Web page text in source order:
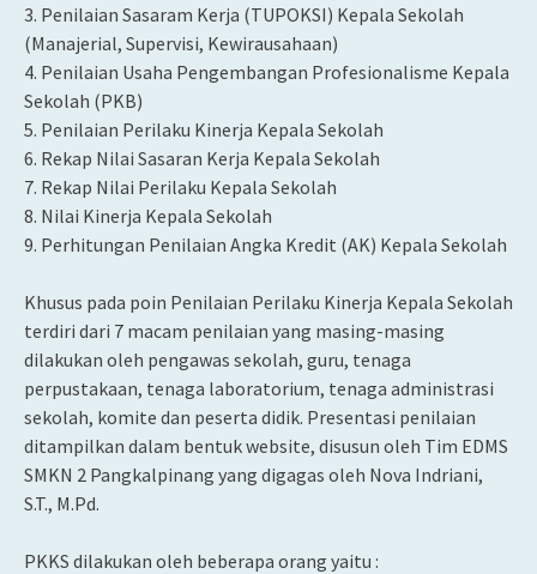
3. Penilaian Sasaram Kerja (TUPOKSI) Kepala Sekolah
(Manajerial, Supervisi, Kewirausahaan)
4. Penilaian Usaha Pengembangan Profesionalisme Kepala
Sekolah (PKB)
5. Penilaian Perilaku Kinerja Kepala Sekolah
6. Rekap Nilai Sasaran Kerja Kepala Sekolah
7. Rekap Nilai Perilaku Kepala Sekolah
8. Nilai Kinerja Kepala Sekolah
9. Perhitungan Penilaian Angka Kredit (AK) Kepala Sekolah
Khusus pada poin Penilaian Perilaku Kinerja Kepala Sekolah
terdiri dari 7 macam penilaian yang masing-masing
dilakukan oleh pengawas sekolah, guru, tenaga
perpustakaan, tenaga laboratorium, tenaga administrasi
sekolah, komite dan peserta didik. Presentasi penilaian
ditampilkan dalam bentuk website, disusun oleh Tim EDMS
SMKN 2 Pangkalpinang yang digagas oleh Nova Indriani,
S.T., M.Pd.
PKKS dilakukan oleh beberapa orang yaitu :